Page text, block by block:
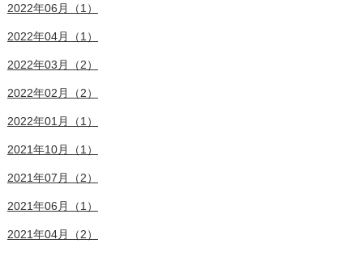
2022年06月（1）
2022年04月（1）
2022年03月（2）
2022年02月（2）
2022年01月（1）
2021年10月（1）
2021年07月（2）
2021年06月（1）
2021年04月（2）